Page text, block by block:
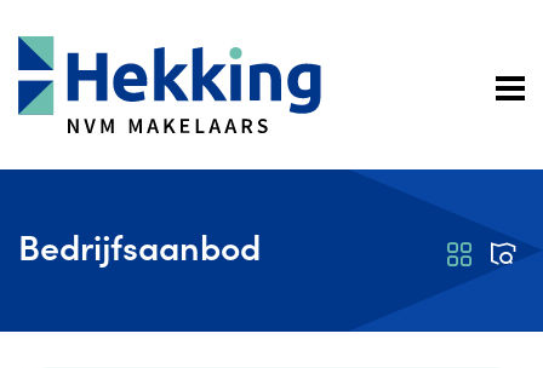
Bedrijfsaanbod